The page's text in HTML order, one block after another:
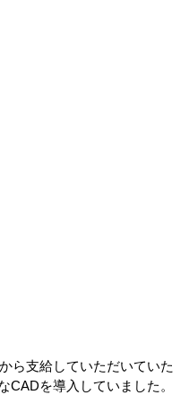
ら支給していただいていた
CADを導入していました。